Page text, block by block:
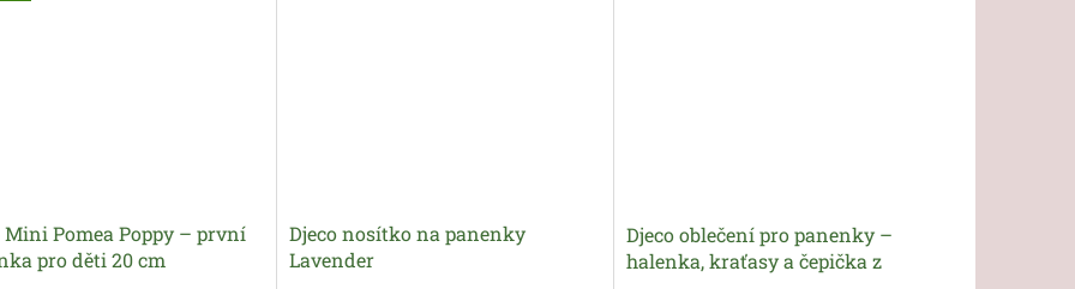
Mini Pomea Poppy – první
pro děti 20 cm
Djeco nosítko na panenky
Lavender
Djeco oblečení pro panenky –
halenka, kraťasy a čepička z